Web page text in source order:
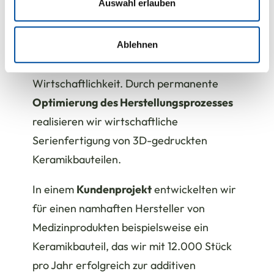
soziale Medien, Werbung und Analysen weiter. Unsere
Partner führen diese Informationen möglicherweise mit
weiteren Daten zusammen, die Sie ihnen bereitgestellt
haben oder die sie im Rahmen Ihrer Nutzung der Dienste
gesammelt haben.
Auswahl erlauben
Ablehnen
und hohe Lieferperformance. Bei der
Umsetzung liegen unsere Schwerpunkte
bei den Schlüsselkriterien Produktivität,
Prozessstabilität, Qualitätssicherung und
Wirtschaftlichkeit. Durch permanente
Optimierung des Herstellungsprozesses
realisieren wir wirtschaftliche
Serienfertigung von 3D-gedruckten
Keramikbauteilen.
In einem Kundenprojektentwickelten wir
für einen namhaften Hersteller von
Medizinprodukten beispielsweise ein
Keramikbauteil, das wir mit 12.000 Stück
pro Jahr erfolgreich zur additiven